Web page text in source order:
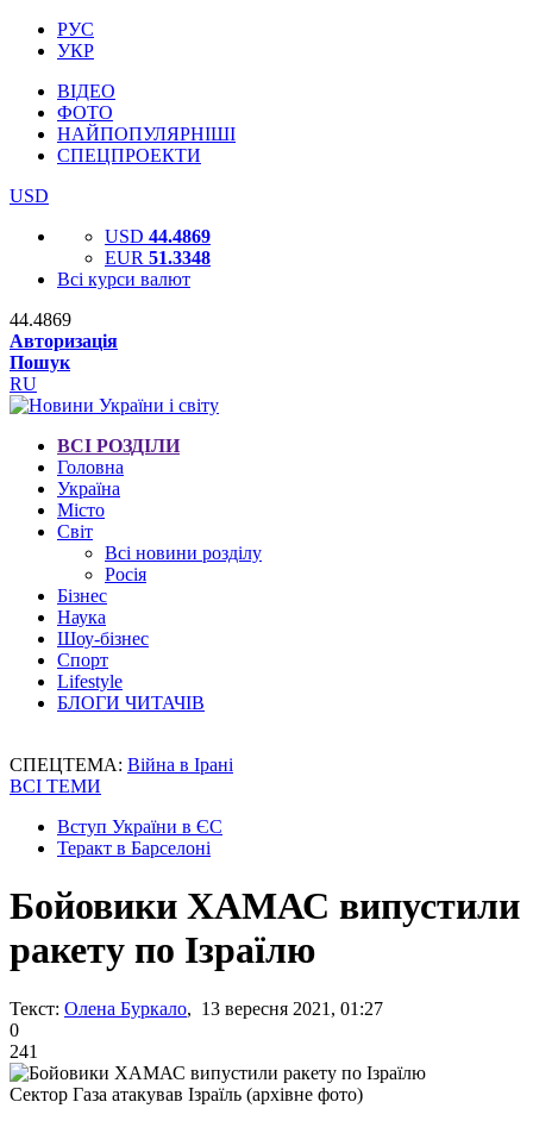
РУС
УКР
ВІДЕО
ФОТО
НАЙПОПУЛЯРНІШІ
СПЕЦПРОЕКТИ
USD
USD 44.4869
EUR 51.3348
Всі курси валют
44.4869
Авторизація
Пошук
RU
ВСІ РОЗДІЛИ
Головна
Україна
Місто
Світ
Всі новини розділу
Росія
Бізнес
Наука
Шоу-бізнес
Спорт
Lifestyle
БЛОГИ ЧИТАЧІВ
СПЕЦТЕМА: Війна в Ірані
ВСІ ТЕМИ
Вступ України в ЄС
Теракт в Барселоні
Бойовики ХАМАС випустили
ракету по Ізраїлю
Текст: Олена Буркало, 13 вересня 2021, 01:27
0
241
Сектор Газа атакував Ізраїль (архівне фото)